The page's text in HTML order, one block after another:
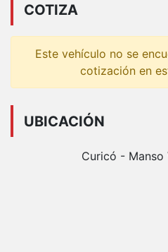
COTIZA
Este vehículo no se
cotización en
UBICACIÓN
Curicó - Manso